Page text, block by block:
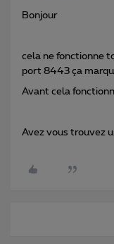
Bonjour
cela ne fonctionne
port 8443 ça
Avant cela
Avez vous trouvez